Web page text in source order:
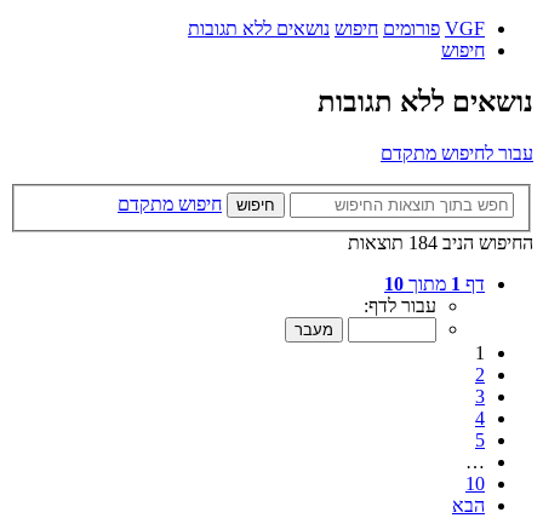
VGF פורומים חיפוש נושאים ללא תגובות
חיפוש
נושאים ללא תגובות
עבור לחיפוש מתקדם
חיפוש
חיפוש מתקדם
החיפוש הניב 184 תוצאות
דף 1 מתוך 10
עבור לדף:
1
2
3
4
5
…
10
הבא